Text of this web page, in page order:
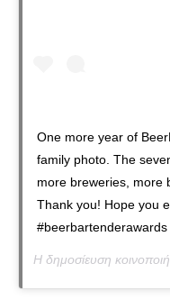
One more year of
family photo. The
more breweries, more
Thank you! Hope you
Η δημοσίευση